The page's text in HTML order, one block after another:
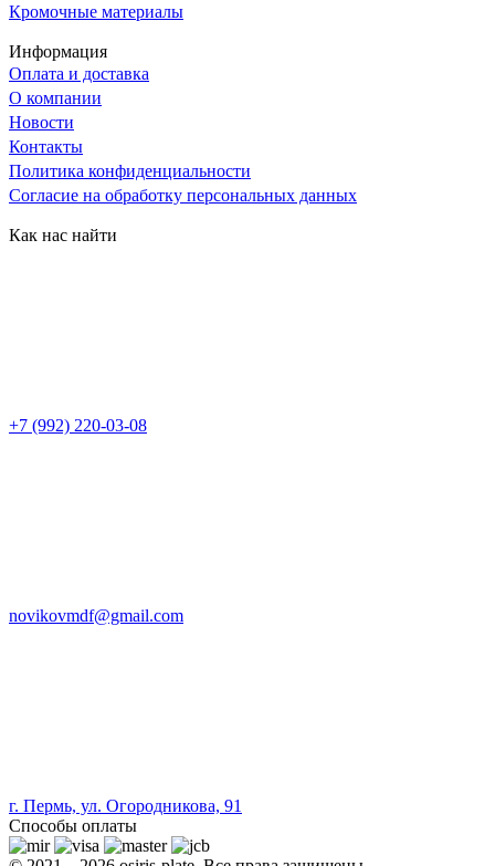
Кромочные материалы
Информация
Оплата и доставка
О компании
Новости
Контакты
Политика конфиденциальности
Согласие на обработку персональных данных
Как нас найти
+7 (992) 220-03-08
novikovmdf@gmail.com
г. Пермь, ул. Огородникова, 91
Способы оплаты